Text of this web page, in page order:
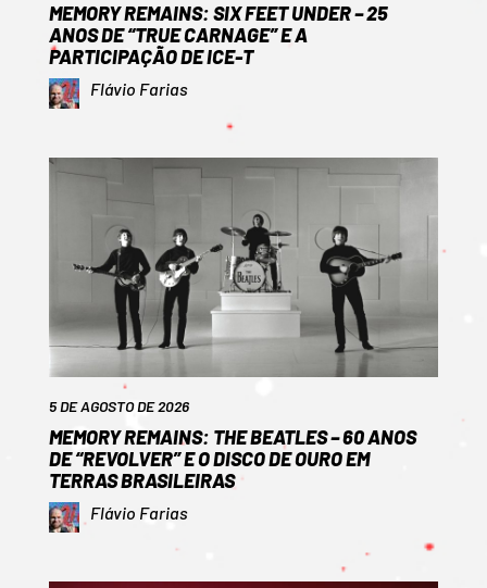
MEMORY REMAINS: SIX FEET UNDER – 25
ANOS DE “TRUE CARNAGE” E A
PARTICIPAÇÃO DE ICE-T
Flávio Farias
5 DE AGOSTO DE 2026
MEMORY REMAINS: THE BEATLES – 60 ANOS
DE “REVOLVER” E O DISCO DE OURO EM
TERRAS BRASILEIRAS
Flávio Farias